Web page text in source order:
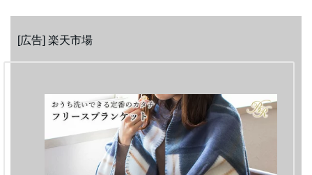
[広告] 楽天市場